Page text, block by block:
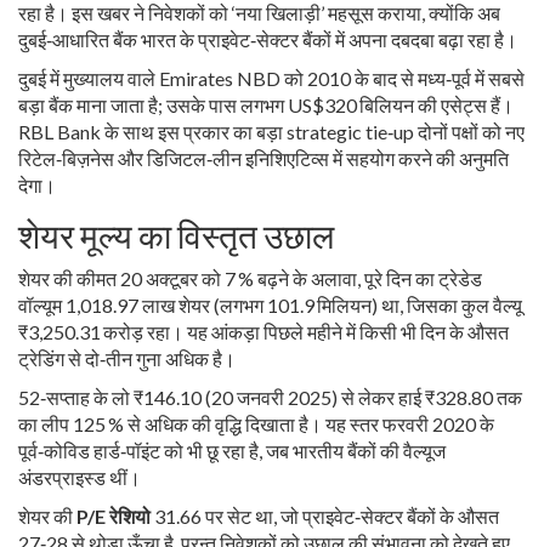
रहा है। इस खबर ने निवेशकों को ‘नया खिलाड़ी’ महसूस कराया, क्योंकि अब
दुबई‑आधारित बैंक भारत के प्राइवेट‑सेक्टर बैंकों में अपना दबदबा बढ़ा रहा है।
दुबई में मुख्यालय वाले Emirates NBD को 2010 के बाद से मध्य‑पूर्व में सबसे
बड़ा बैंक माना जाता है; उसके पास लगभग US$320 बिलियन की एसेट्स हैं।
RBL Bank के साथ इस प्रकार का बड़ा strategic tie‑up दोनों पक्षों को नए
रिटेल‑बिज़नेस और डिजिटल‑लीन इनिशिएटिव्स में सहयोग करने की अनुमति
देगा।
शेयर मूल्य का विस्तृत उछाल
शेयर की कीमत 20 अक्टूबर को 7 % बढ़ने के अलावा, पूरे दिन का ट्रेडेड
वॉल्यूम 1,018.97 लाख शेयर (लगभग 101.9 मिलियन) था, जिसका कुल वैल्यू
₹3,250.31 करोड़ रहा। यह आंकड़ा पिछले महीने में किसी भी दिन के औसत
ट्रेडिंग से दो‑तीन गुना अधिक है।
52‑सप्ताह के लो ₹146.10 (20 जनवरी 2025) से लेकर हाई ₹328.80 तक
का लीप 125 % से अधिक की वृद्धि दिखाता है। यह स्तर फरवरी 2020 के
पूर्व‑कोविड हार्ड‑पॉइंट को भी छू रहा है, जब भारतीय बैंकों की वैल्यूज
अंडरप्राइस्ड थीं।
शेयर की P/E रेशियो31.66 पर सेट था, जो प्राइवेट‑सेक्टर बैंकों के औसत